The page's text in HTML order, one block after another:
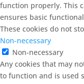
function properly. This
ensures basic
These cookies do not
Non-necessary
Non-necessary
Any cookies that may
to function and is used